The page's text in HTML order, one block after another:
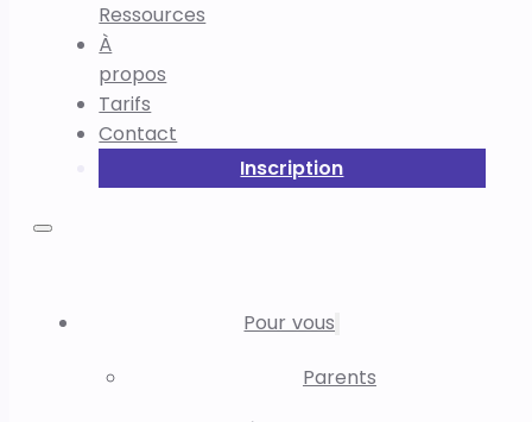
Ressources
À
propos
Tarifs
Contact
Inscription
Pour vous
Parents